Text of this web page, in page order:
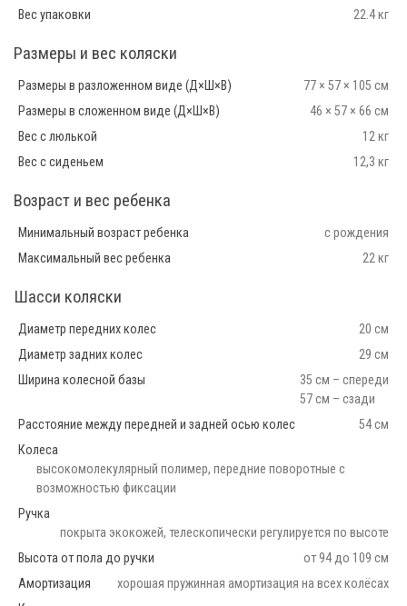
Вес упаковки
22.4 кг
Размеры и вес коляски
Размеры в разложенном виде (Д×Ш×В)
77 × 57 × 105 см
Размеры в сложенном виде (Д×Ш×В)
46 × 57 × 66 см
Вес с люлькой
12 кг
Вес с сиденьем
12,3 кг
Возраст и вес ребенка
Минимальный возраст ребенка
с рождения
Максимальный вес ребенка
22 кг
Шасси коляски
Диаметр передних колес
20 см
Диаметр задних колес
29 см
Ширина колесной базы
35 см – спереди
57 см – сзади
Расстояние между передней и задней осью колес
54 см
Колеса
высокомолекулярный полимер, передние поворотные с
возможностью фиксации
Ручка
покрыта экокожей, телескопически регулируется по высоте
Высота от пола до ручки
от 94 до 109 см
Амортизация
хорошая пружинная амортизация на всех колёсах